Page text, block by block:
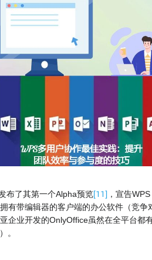
布了其第一个Alpha预览[11] ，宣告
有带编辑器的客户端的办公软件（竞争
企业开发的OnlyOffice虽然在全平台都
。